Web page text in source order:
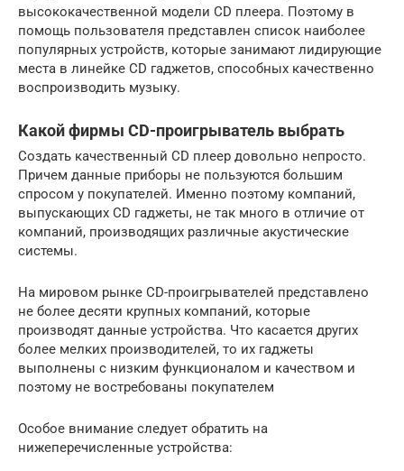
высококачественной модели CD плеера. Поэтому в
помощь пользователя представлен список наиболее
популярных устройств, которые занимают лидирующие
места в линейке CD гаджетов, способных качественно
воспроизводить музыку.
Какой фирмы CD-проигрыватель выбрать
Создать качественный CD плеер довольно непросто.
Причем данные приборы не пользуются большим
спросом у покупателей. Именно поэтому компаний,
выпускающих CD гаджеты, не так много в отличие от
компаний, производящих различные акустические
системы.
На мировом рынке CD-проигрывателей представлено
не более десяти крупных компаний, которые
производят данные устройства. Что касается других
более мелких производителей, то их гаджеты
выполнены с низким функционалом и качеством и
поэтому не востребованы покупателем
Особое внимание следует обратить на
нижеперечисленные устройства: